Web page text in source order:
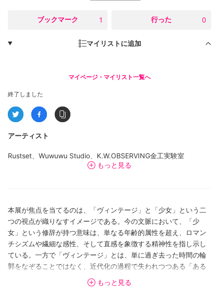
ブックマーク 1 行った 0
マイリストに追加
マイページ・マイリスト一覧へ
終了しました
アーティスト
Rustset、Wuwuwu Studio、K.W.OBSERVING金工実験室
（K.W.OBSERVING Metalwork）、Rudefish、Wackkyz、fit fit
もっと見る
本展が焦点を当てるのは、「ヴィンテージ」と「少女」という二
つの視点が織りなすイメージである。今の文脈において、「少
女」という修辞が持つ意味は、単なる年齢的属性を超え、ロマン
チシズムや繊細な感性、そして直感を象徴する精神性を指し示し
ている。一方で「ヴィンテージ」とは、単に過ぎ去った時間の輪
郭をなぞることではなく、近代化の過程で失われつつある「ある
種の質感」へと向けられたノスタルジックな眼差しにほかならな
い。効率至上主義が席巻する現代都市において、このような過去
もっと見る